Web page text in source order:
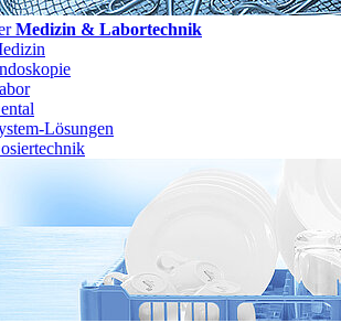
Medizin & Labortechnik
Lösungen